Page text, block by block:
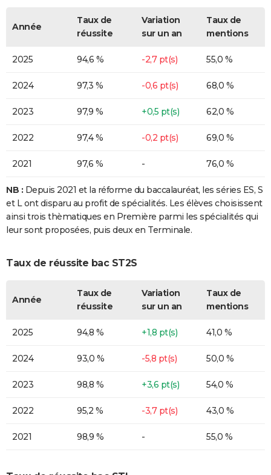
Année
Taux de
réussite
Variation
sur un an
Taux de
mentions
2025 94,6 % -2,7 pt(s) 55,0 %
2024 97,3 % -0,6 pt(s) 68,0 %
2023 97,9 % +0,5 pt(s) 62,0 %
2022 97,4 % -0,2 pt(s) 69,0 %
2021 97,6 % - 76,0 %
NB : Depuis 2021 et la réforme du baccalauréat, les séries ES, S
et L ont disparu au profit de spécialités. Les élèves choisissent
ainsi trois thèmatiques en Première parmi les spécialités qui
leur sont proposées, puis deux en Terminale.
Taux de réussite bac ST2S
Année
Taux de
réussite
Variation
sur un an
Taux de
mentions
2025 94,8 % +1,8 pt(s) 41,0 %
2024 93,0 % -5,8 pt(s) 50,0 %
2023 98,8 % +3,6 pt(s) 54,0 %
2022 95,2 % -3,7 pt(s) 43,0 %
2021 98,9 % - 55,0 %